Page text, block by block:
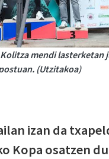
mendi lasterketan
(Utzitakoa)
izan da
Kopa osatzen